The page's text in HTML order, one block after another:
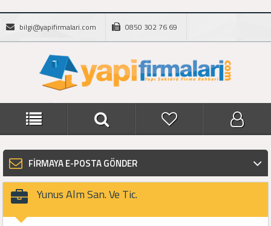
bilgi@yapifirmalari.com 0850 302 76 69
FİRMAYA E-POSTA GÖNDER
Yunus Alm San. Ve Tic.